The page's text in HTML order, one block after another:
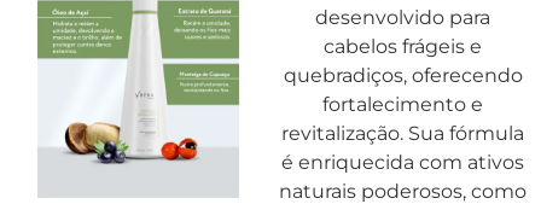
desenvolvido para
cabelos frágeis e
quebradiços, oferecendo
fortalecimento e
revitalização. Sua fórmula
é enriquecida com ativos
naturais poderosos, como